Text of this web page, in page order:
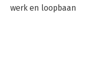
werk en loopbaan